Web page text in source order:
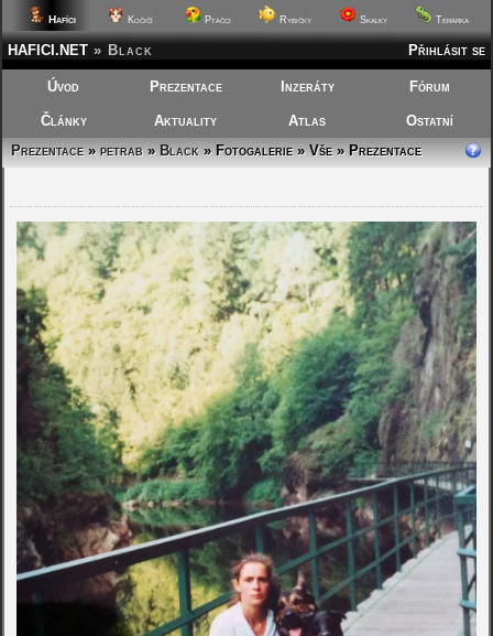
Hafíci Kočičí Ptáčci Rybičky Skalky Terárka
Přihlásit se
HAFICI.NET » Black
Úvod Prezentace Inzeráty Fórum
Články Aktuality Atlas
Ostatní
Prezentace»petrab»Black»Fotogalerie » Vše » Prezentace